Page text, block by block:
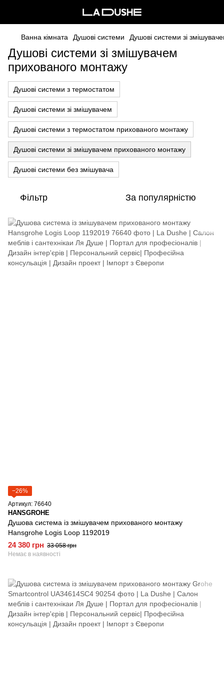
Ванна кімната Душові системи Душові системи зі
Душові системи зі змішувачем
прихованого монтажу
Душові системи з термостатом
Душові системи зі змішувачем
Душові системи з термостатом прихованого монтажу
Душові системи зі змішувачем прихованого монтажу
Душові системи без змішувача
Фільтр За популярністю
−26%
Артикул: 76640
HANSGROHE
Душова система із змішувачем прихованого монтажу
Hansgrohe Logis Loop 1192019
24 380 грн 33 058 грн
Немає в наявності